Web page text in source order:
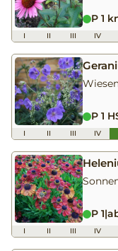
P 1
I II III IV
P 1
I II III IV
P 1|
I II III IV